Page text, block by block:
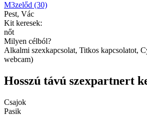
M3zelőd (30)
Pest, Vác
Kit keresek:
nőt
Milyen célból?
Alkalmi szexkapcsolat, Titkos kapcsolatot,
webcam)
Hosszú távú szexpartnert
Csajok
Pasik